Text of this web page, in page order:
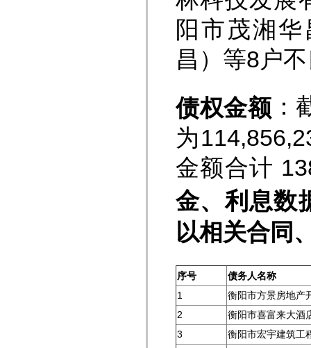
阳市茂湘
昌）等8户
债权金额
为
金额合计
金、利息数
以相关合同
序号
债务人名称
1
衡阳市方景房地产
2
衡阳市喜富来大酒
3
衡阳市宏宇建筑工